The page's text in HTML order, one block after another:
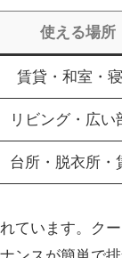
使える場所
賃貸・和室・
リビング・広い
台所・脱衣所・
ています。ク